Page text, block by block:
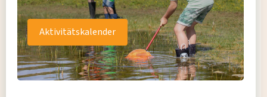
Aktivitätskalender